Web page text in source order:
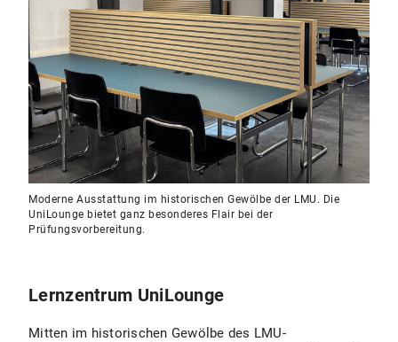
Moderne Ausstattung im historischen Gewölbe der LMU. Die
UniLounge bietet ganz besonderes Flair bei der
Prüfungsvorbereitung.
Lernzentrum UniLounge
Mitten im historischen Gewölbe des LMU-